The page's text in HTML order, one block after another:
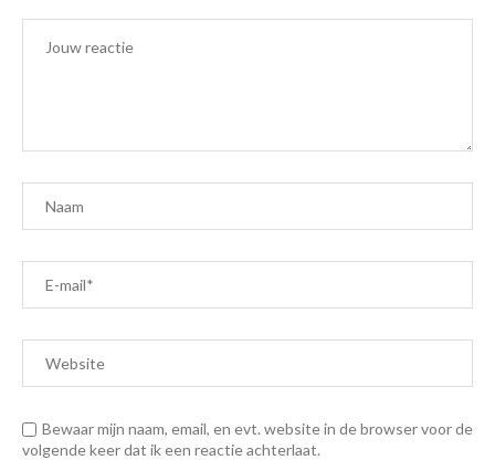
Bewaar mijn naam, email, en evt. website in de browser voor de
volgende keer dat ik een reactie achterlaat.